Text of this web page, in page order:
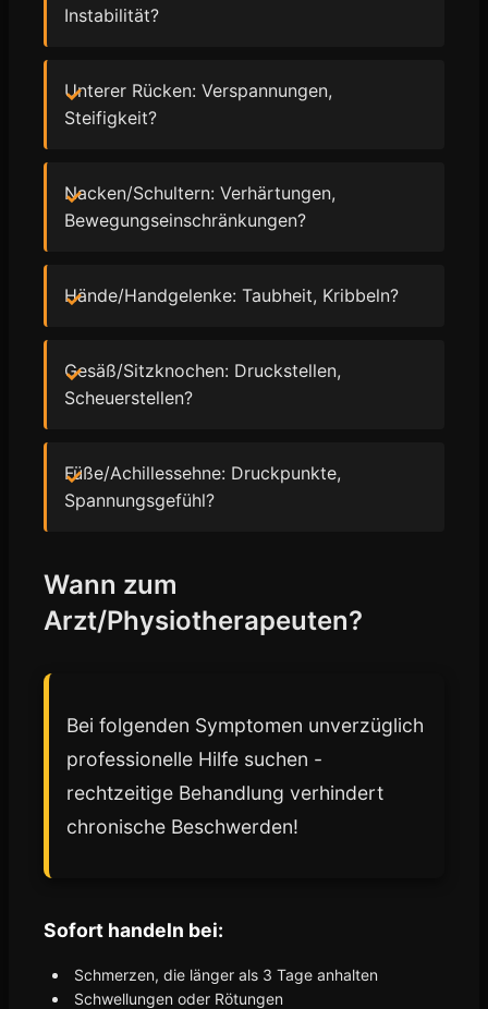
Instabilität?
Unterer Rücken: Verspannungen,
Steifigkeit?
Nacken/Schultern: Verhärtungen,
Bewegungseinschränkungen?
Hände/Handgelenke: Taubheit, Kribbeln?
Gesäß/Sitzknochen: Druckstellen,
Scheuerstellen?
Füße/Achillessehne: Druckpunkte,
Spannungsgefühl?
Wann zum
Arzt/Physiotherapeuten?
Bei folgenden Symptomen unverzüglich
professionelle Hilfe suchen -
rechtzeitige Behandlung verhindert
chronische Beschwerden!
Sofort handeln bei:
Schmerzen, die länger als 3 Tage anhalten
Schwellungen oder Rötungen